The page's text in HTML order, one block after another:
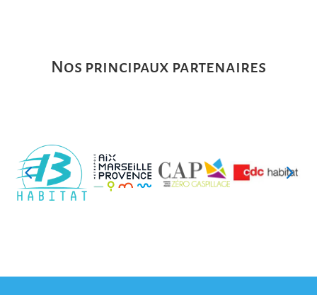
Nos principaux partenaires